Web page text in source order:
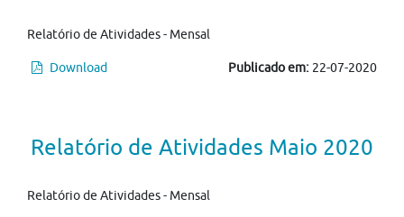
Relatório de Atividades - Mensal
Download Publicado em: 22-07-2020
Relatório de Atividades Maio 2020
Relatório de Atividades - Mensal